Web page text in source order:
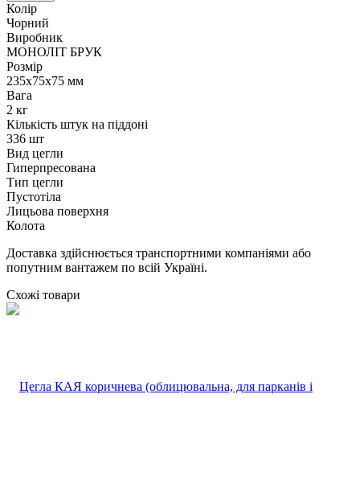
Колір
Чорний
Виробник
МОНОЛІТ БРУК
Розмір
235х75х75 мм
Вага
2 кг
Кількість штук на піддоні
336 шт
Вид цегли
Гиперпресована
Тип цегли
Пустотіла
Лицьова поверхня
Колота
Доставка здійснюється транспортними компаніями або
попутним вантажем по всій Україні.
Схожі товари